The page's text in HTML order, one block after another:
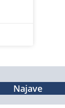
Najave